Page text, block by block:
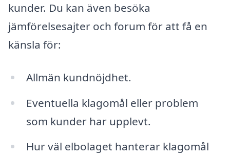
kunder. Du kan även besöka
jämförelsesajter och forum för att få en
känsla för:
Allmän kundnöjdhet.
Eventuella klagomål eller problem
som kunder har upplevt.
Hur väl elbolaget hanterar klagomål